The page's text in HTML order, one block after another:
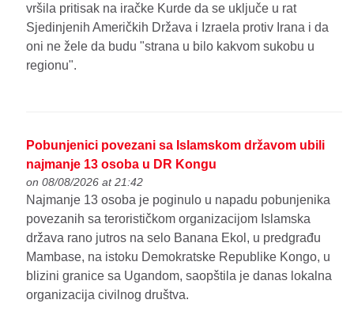
vršila pritisak na iračke Kurde da se uključe u rat
Sjedinjenih Američkih Država i Izraela protiv Irana i da
oni ne žele da budu "strana u bilo kakvom sukobu u
regionu".
Pobunjenici povezani sa Islamskom državom ubili
najmanje 13 osoba u DR Kongu
on 08/08/2026 at 21:42
Najmanje 13 osoba je poginulo u napadu pobunjenika
povezanih sa terorističkom organizacijom Islamska
država rano jutros na selo Banana Ekol, u predgrađu
Mambase, na istoku Demokratske Republike Kongo, u
blizini granice sa Ugandom, saopštila je danas lokalna
organizacija civilnog društva.